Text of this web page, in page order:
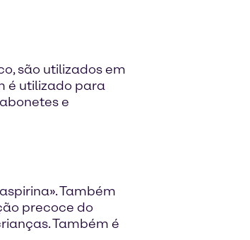
são utilizados em
é utilizado para
e
Também
precoce do
Também é